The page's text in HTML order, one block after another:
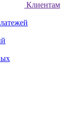
Клиентам